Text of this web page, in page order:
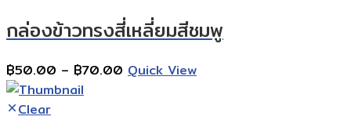
฿120.00
กล่องข้าวทรงสี่เหลี่ยมสีชมพู
฿50.00 – ฿70.00 Price
Quick View
Clear